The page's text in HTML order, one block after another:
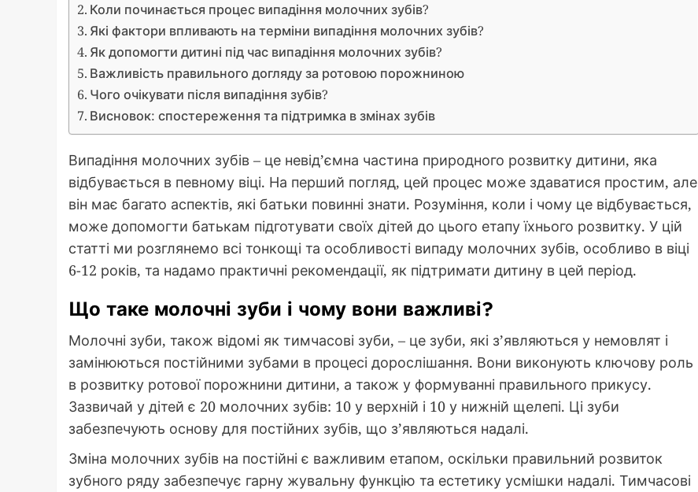
Коли починається процес випадіння молочних зубів?
Які фактори впливають на терміни випадіння молочних зубів?
Як допомогти дитині під час випадіння молочних зубів?
Важливість правильного догляду за ротовою порожниною
Чого очікувати після випадіння зубів?
Висновок: спостереження та підтримка в змінах зубів
Випадіння молочних зубів – це невід’ємна частина природного розвитку дитини, яка
відбувається в певному віці. На перший погляд, цей процес може здаватися простим, але
він має багато аспектів, які батьки повинні знати. Розуміння, коли і чому це відбувається,
може допомогти батькам підготувати своїх дітей до цього етапу їхнього розвитку. У цій
статті ми розглянемо всі тонкощі та особливості випаду молочних зубів, особливо в віці
6-12 років, та надамо практичні рекомендації, як підтримати дитину в цей період.
Що таке молочні зуби і чому вони важливі?
Молочні зуби, також відомі як тимчасові зуби, – це зуби, які з’являються у немовлят і
замінюються постійними зубами в процесі дорослішання. Вони виконують ключову роль
в розвитку ротової порожнини дитини, а також у формуванні правильного прикусу.
Зазвичай у дітей є 20 молочних зубів: 10 у верхній і 10 у нижній щелепі. Ці зуби
забезпечують основу для постійних зубів, що з’являються надалі.
Зміна молочних зубів на постійні є важливим етапом, оскільки правильний розвиток
зубного ряду забезпечує гарну жувальну функцію та естетику усмішки надалі. Тимчасові